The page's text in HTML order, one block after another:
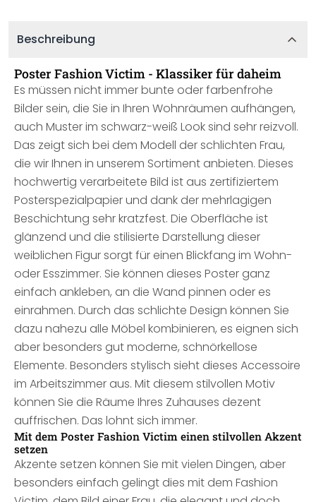
Beschreibung
Poster Fashion Victim - Klassiker für daheim
Es müssen nicht immer bunte oder farbenfrohe
Bilder sein, die Sie in Ihren Wohnräumen aufhängen,
auch Muster im schwarz-weiß Look sind sehr reizvoll.
Das zeigt sich bei dem Modell der schlichten Frau,
die wir Ihnen in unserem Sortiment anbieten. Dieses
hochwertig verarbeitete Bild ist aus zertifiziertem
Posterspezialpapier und dank der mehrlagigen
Beschichtung sehr kratzfest. Die Oberfläche ist
glänzend und die stilisierte Darstellung dieser
weiblichen Figur sorgt für einen Blickfang im Wohn-
oder Esszimmer. Sie können dieses Poster ganz
einfach ankleben, an die Wand pinnen oder es
einrahmen. Durch das schlichte Design können Sie
dazu nahezu alle Möbel kombinieren, es eignen sich
aber besonders gut moderne, schnörkellose
Elemente. Besonders stylisch sieht dieses Accessoire
im Arbeitszimmer aus. Mit diesem stilvollen Motiv
können Sie die Räume Ihres Zuhauses dezent
auffrischen. Das lohnt sich immer.
Mit dem Poster Fashion Victim einen stilvollen Akzent
setzen
Akzente setzen können Sie mit vielen Dingen, aber
besonders einfach gelingt dies mit dem Fashion